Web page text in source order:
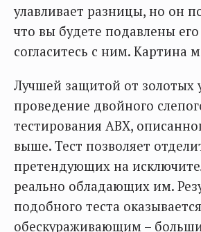
улавливает разницы, но он
что вы будете подавлены
согласитесь с ним. Картина
Лучшей защитой от золотых
проведение двойного
тестирования ABX,
выше. Тест позволяет
претендующих на
реально обладающих им.
подобного теста оказывается
обескураживающим –